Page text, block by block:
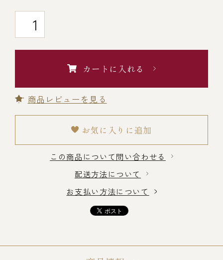
￥20,000～
全商品一覧
カートに入れる
商品レビューを見る
お気に入りに追加
この商品について問い合わせる
配送方法について
お支払い方法について